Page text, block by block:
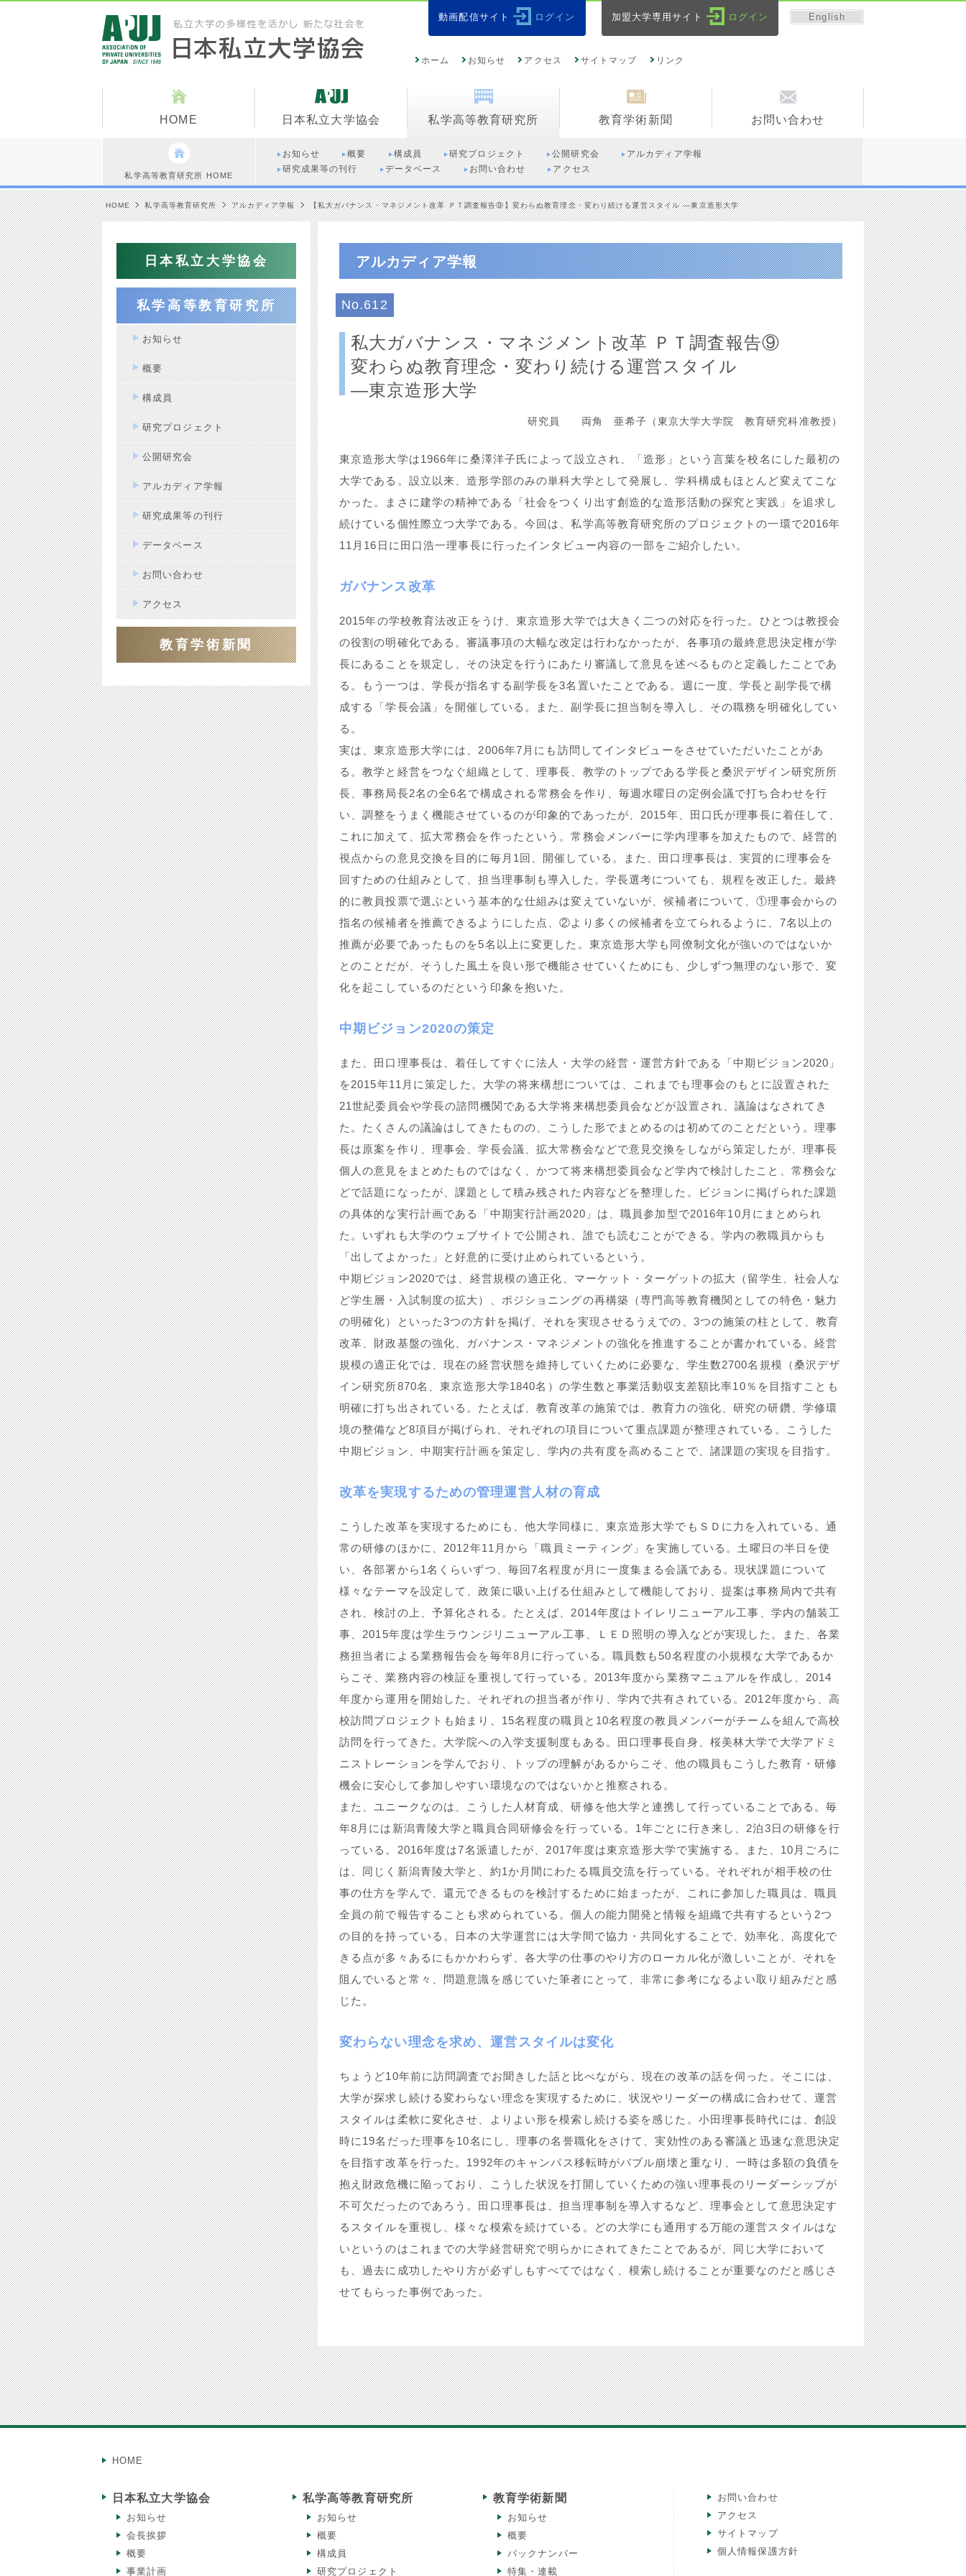
動画配信サイト ログイン 加盟大学専用サイト ログイン English
ホーム お知らせ アクセス サイトマップ リンク
HOME 日本私立大学協会 私学高等教育研究所 教育学術新聞 お問い合わせ
私学高等教育研究所 HOME
お知らせ 概要 構成員 研究プロジェクト 公開研究会
アルカディア学報
研究成果等の刊行
データベース お問い合わせ アクセス
HOME 私学高等教育研究所 アルカディア学報 【私大ガバナンス・マネジメント改革 ＰＴ調査報告⑨】変わらぬ教育理念・変わり続ける運営スタイル ―東京造形大学
日本私立大学協会
私学高等教育研究所
お知らせ
概要
構成員
研究プロジェクト
公開研究会
アルカディア学報
研究成果等の刊行
データベース
お問い合わせ
アクセス
教育学術新聞
アルカディア学報
No.612
私大ガバナンス・マネジメント改革 ＰＴ調査報告⑨
変わらぬ教育理念・変わり続ける運営スタイル
―東京造形大学
研究員 両角 亜希子（東京大学大学院 教育研究科准教授）
東京造形大学は1966年に桑澤洋子氏によって設立され、「造形」という言葉を校名にした最初の
大学である。設立以来、造形学部のみの単科大学として発展し、学科構成もほとんど変えてこな
かった。まさに建学の精神である「社会をつくり出す創造的な造形活動の探究と実践」を追求し
続けている個性際立つ大学である。今回は、私学高等教育研究所のプロジェクトの一環で2016年
11月16日に田口浩一理事長に行ったインタビュー内容の一部をご紹介したい。
ガバナンス改革
2015年の学校教育法改正をうけ、東京造形大学では大きく二つの対応を行った。ひとつは教授会
の役割の明確化である。審議事項の大幅な改定は行わなかったが、各事項の最終意思決定権が学
長にあることを規定し、その決定を行うにあたり審議して意見を述べるものと定義したことであ
る。もう一つは、学長が指名する副学長を3名置いたことである。週に一度、学長と副学長で構
成する「学長会議」を開催している。また、副学長に担当制を導入し、その職務を明確化してい
る。
実は、東京造形大学には、2006年7月にも訪問してインタビューをさせていただいたことがあ
る。教学と経営をつなぐ組織として、理事長、教学のトップである学長と桑沢デザイン研究所所
長、事務局長2名の全6名で構成される常務会を作り、毎週水曜日の定例会議で打ち合わせを行
い、調整をうまく機能させているのが印象的であったが、2015年、田口氏が理事長に着任して、
これに加えて、拡大常務会を作ったという。常務会メンバーに学内理事を加えたもので、経営的
視点からの意見交換を目的に毎月1回、開催している。また、田口理事長は、実質的に理事会を
回すための仕組みとして、担当理事制も導入した。学長選考についても、規程を改正した。最終
的に教員投票で選ぶという基本的な仕組みは変えていないが、候補者について、①理事会からの
指名の候補者を推薦できるようにした点、②より多くの候補者を立てられるように、7名以上の
推薦が必要であったものを5名以上に変更した。東京造形大学も同僚制文化が強いのではないか
とのことだが、そうした風土を良い形で機能させていくためにも、少しずつ無理のない形で、変
化を起こしているのだという印象を抱いた。
中期ビジョン2020の策定
また、田口理事長は、着任してすぐに法人・大学の経営・運営方針である「中期ビジョン2020」
を2015年11月に策定した。大学の将来構想については、これまでも理事会のもとに設置された
21世紀委員会や学長の諮問機関である大学将来構想委員会などが設置され、議論はなされてき
た。たくさんの議論はしてきたものの、こうした形でまとめるのは初めてのことだという。理事
長は原案を作り、理事会、学長会議、拡大常務会などで意見交換をしながら策定したが、理事長
個人の意見をまとめたものではなく、かつて将来構想委員会など学内で検討したこと、常務会な
どで話題になったが、課題として積み残された内容などを整理した。ビジョンに掲げられた課題
の具体的な実行計画である「中期実行計画2020」は、職員参加型で2016年10月にまとめられ
た。いずれも大学のウェブサイトで公開され、誰でも読むことができる。学内の教職員からも
「出してよかった」と好意的に受け止められているという。
中期ビジョン2020では、経営規模の適正化、マーケット・ターゲットの拡大（留学生、社会人な
ど学生層・入試制度の拡大）、ポジショニングの再構築（専門高等教育機関としての特色・魅力
の明確化）といった3つの方針を掲げ、それを実現させるうえでの、3つの施策の柱として、教育
改革、財政基盤の強化、ガバナンス・マネジメントの強化を推進することが書かれている。経営
規模の適正化では、現在の経営状態を維持していくために必要な、学生数2700名規模（桑沢デザ
イン研究所870名、東京造形大学1840名）の学生数と事業活動収支差額比率10％を目指すことも
明確に打ち出されている。たとえば、教育改革の施策では、教育力の強化、研究の研鑽、学修環
境の整備など8項目が掲げられ、それぞれの項目について重点課題が整理されている。こうした
中期ビジョン、中期実行計画を策定し、学内の共有度を高めることで、諸課題の実現を目指す。
改革を実現するための管理運営人材の育成
こうした改革を実現するためにも、他大学同様に、東京造形大学でもＳＤに力を入れている。通
常の研修のほかに、2012年11月から「職員ミーティング」を実施している。土曜日の半日を使
い、各部署から1名くらいずつ、毎回7名程度が月に一度集まる会議である。現状課題について
様々なテーマを設定して、政策に吸い上げる仕組みとして機能しており、提案は事務局内で共有
され、検討の上、予算化される。たとえば、2014年度はトイレリニューアル工事、学内の舗装工
事、2015年度は学生ラウンジリニューアル工事、ＬＥＤ照明の導入などが実現した。また、各業
務担当者による業務報告会を毎年8月に行っている。職員数も50名程度の小規模な大学であるか
らこそ、業務内容の検証を重視して行っている。2013年度から業務マニュアルを作成し、2014
年度から運用を開始した。それぞれの担当者が作り、学内で共有されている。2012年度から、高
校訪問プロジェクトも始まり、15名程度の職員と10名程度の教員メンバーがチームを組んで高校
訪問を行ってきた。大学院への入学支援制度もある。田口理事長自身、桜美林大学で大学アドミ
ニストレーションを学んでおり、トップの理解があるからこそ、他の職員もこうした教育・研修
機会に安心して参加しやすい環境なのではないかと推察される。
また、ユニークなのは、こうした人材育成、研修を他大学と連携して行っていることである。毎
年8月には新潟青陵大学と職員合同研修会を行っている。1年ごとに行き来し、2泊3日の研修を行
っている。2016年度は7名派遣したが、2017年度は東京造形大学で実施する。また、10月ごろに
は、同じく新潟青陵大学と、約1か月間にわたる職員交流を行っている。それぞれが相手校の仕
事の仕方を学んで、還元できるものを検討するために始まったが、これに参加した職員は、職員
全員の前で報告することも求められている。個人の能力開発と情報を組織で共有するという2つ
の目的を持っている。日本の大学運営には大学間で協力・共同化することで、効率化、高度化で
きる点が多々あるにもかかわらず、各大学の仕事のやり方のローカル化が激しいことが、それを
阻んでいると常々、問題意識を感じていた筆者にとって、非常に参考になるよい取り組みだと感
じた。
変わらない理念を求め、運営スタイルは変化
ちょうど10年前に訪問調査でお聞きした話と比べながら、現在の改革の話を伺った。そこには、
大学が探求し続ける変わらない理念を実現するために、状況やリーダーの構成に合わせて、運営
スタイルは柔軟に変化させ、よりよい形を模索し続ける姿を感じた。小田理事長時代には、創設
時に19名だった理事を10名にし、理事の名誉職化をさけて、実効性のある審議と迅速な意思決定
を目指す改革を行った。1992年のキャンパス移転時がバブル崩壊と重なり、一時は多額の負債を
抱え財政危機に陥っており、こうした状況を打開していくための強い理事長のリーダーシップが
不可欠だったのであろう。田口理事長は、担当理事制を導入するなど、理事会として意思決定す
るスタイルを重視し、様々な模索を続けている。どの大学にも通用する万能の運営スタイルはな
いというのはこれまでの大学経営研究で明らかにされてきたことであるが、同じ大学において
も、過去に成功したやり方が必ずしもすべてではなく、模索し続けることが重要なのだと感じさ
せてもらった事例であった。
HOME
日本私立大学協会
お知らせ
会長挨拶
概要
事業計画
私学高等教育研究所
お知らせ
概要
構成員
研究プロジェクト
教育学術新聞
お知らせ
概要
バックナンバー
特集・連載
お問い合わせ
アクセス
サイトマップ
個人情報保護方針